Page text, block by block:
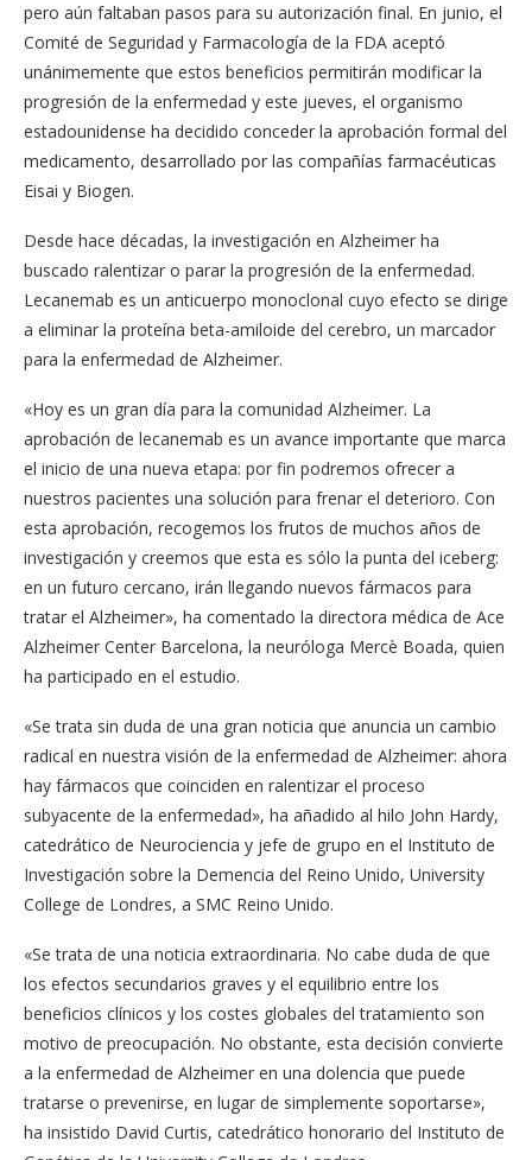
pero aún faltaban pasos para su autorización final. En junio, el
Comité de Seguridad y Farmacología de la FDA aceptó
unánimemente que estos beneficios permitirán modificar la
progresión de la enfermedad y este jueves, el organismo
estadounidense ha decidido conceder la aprobación formal del
medicamento, desarrollado por las compañías farmacéuticas
Eisai y Biogen.
Desde hace décadas, la investigación en Alzheimer ha
buscado ralentizar o parar la progresión de la enfermedad.
Lecanemab es un anticuerpo monoclonal cuyo efecto se dirige
a eliminar la proteína beta-amiloide del cerebro, un marcador
para la enfermedad de Alzheimer.
«Hoy es un gran día para la comunidad Alzheimer. La
aprobación de lecanemab es un avance importante que marca
el inicio de una nueva etapa: por fin podremos ofrecer a
nuestros pacientes una solución para frenar el deterioro. Con
esta aprobación, recogemos los frutos de muchos años de
investigación y creemos que esta es sólo la punta del iceberg:
en un futuro cercano, irán llegando nuevos fármacos para
tratar el Alzheimer», ha comentado la directora médica de Ace
Alzheimer Center Barcelona, la neuróloga Mercè Boada, quien
ha participado en el estudio.
«Se trata sin duda de una gran noticia que anuncia un cambio
radical en nuestra visión de la enfermedad de Alzheimer: ahora
hay fármacos que coinciden en ralentizar el proceso
subyacente de la enfermedad», ha añadido al hilo John Hardy,
catedrático de Neurociencia y jefe de grupo en el Instituto de
Investigación sobre la Demencia del Reino Unido, University
College de Londres, a SMC Reino Unido.
«Se trata de una noticia extraordinaria. No cabe duda de que
los efectos secundarios graves y el equilibrio entre los
beneficios clínicos y los costes globales del tratamiento son
motivo de preocupación. No obstante, esta decisión convierte
a la enfermedad de Alzheimer en una dolencia que puede
tratarse o prevenirse, en lugar de simplemente soportarse»,
ha insistido David Curtis, catedrático honorario del Instituto de